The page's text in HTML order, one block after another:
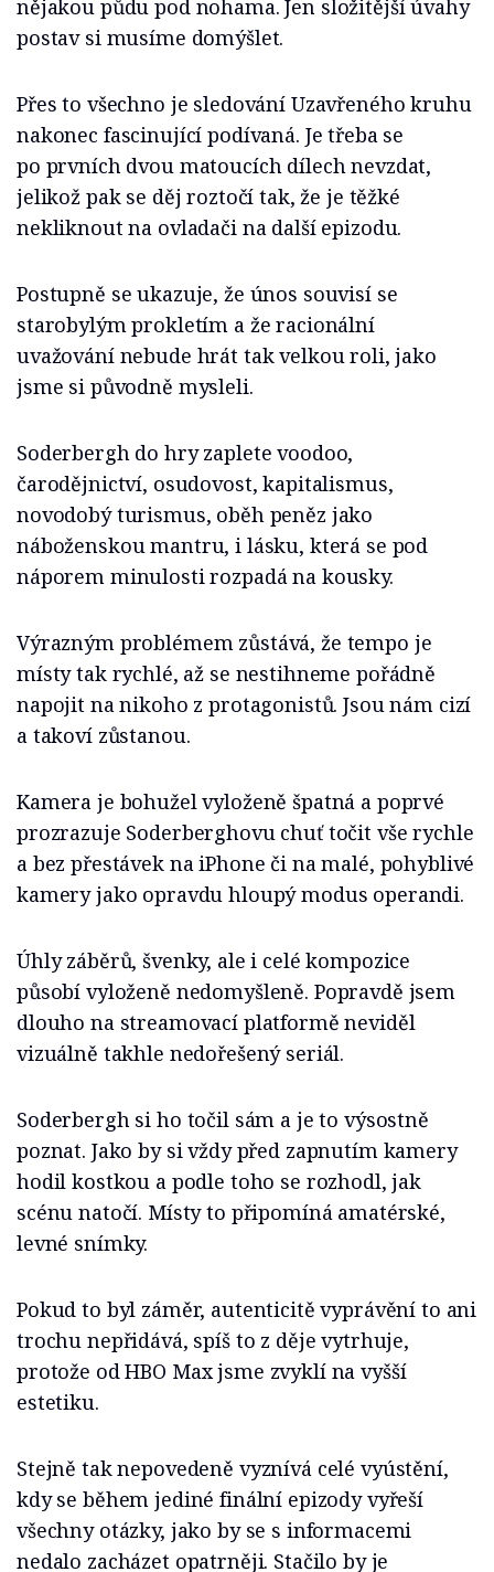
nějakou půdu pod nohama. Jen složitější úvahy
postav si musíme domýšlet.
Přes to všechno je sledování Uzavřeného kruhu
nakonec fascinující podívaná. Je třeba se
po prvních dvou matoucích dílech nevzdat,
jelikož pak se děj roztočí tak, že je těžké
nekliknout na ovladači na další epizodu.
Postupně se ukazuje, že únos souvisí se
starobylým prokletím a že racionální
uvažování nebude hrát tak velkou roli, jako
jsme si původně mysleli.
Soderbergh do hry zaplete voodoo,
čarodějnictví, osudovost, kapitalismus,
novodobý turismus, oběh peněz jako
náboženskou mantru, i lásku, která se pod
náporem minulosti rozpadá na kousky.
Výrazným problémem zůstává, že tempo je
místy tak rychlé, až se nestihneme pořádně
napojit na nikoho z protagonistů. Jsou nám cizí
a takoví zůstanou.
Kamera je bohužel vyloženě špatná a poprvé
prozrazuje Soderberghovu chuť točit vše rychle
a bez přestávek na iPhone či na malé, pohyblivé
kamery jako opravdu hloupý modus operandi.
Úhly záběrů, švenky, ale i celé kompozice
působí vyloženě nedomyšleně. Popravdě jsem
dlouho na streamovací platformě neviděl
vizuálně takhle nedořešený seriál.
Soderbergh si ho točil sám a je to výsostně
poznat. Jako by si vždy před zapnutím kamery
hodil kostkou a podle toho se rozhodl, jak
scénu natočí. Místy to připomíná amatérské,
levné snímky.
Pokud to byl záměr, autenticitě vyprávění to ani
trochu nepřidává, spíš to z děje vytrhuje,
protože od HBO Max jsme zvyklí na vyšší
estetiku.
Stejně tak nepovedeně vyznívá celé vyústění,
kdy se během jediné finální epizody vyřeší
všechny otázky, jako by se s informacemi
nedalo zacházet opatrněji. Stačilo by je